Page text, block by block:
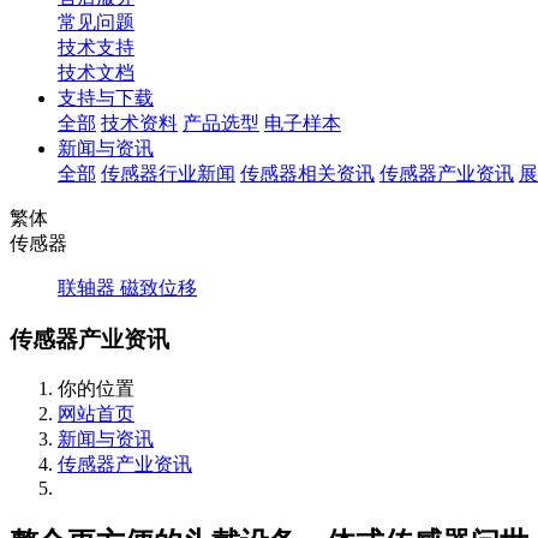
常见问题
技术支持
技术文档
支持与下载
全部 技术资料 产品选型 电子样本
新闻与资讯
全部 传感器行业新闻 传感器相关资讯 传感器产业资讯
繁体
传感器
联轴器 磁致位移
传感器产业资讯
你的位置
网站首页
新闻与资讯
传感器产业资讯